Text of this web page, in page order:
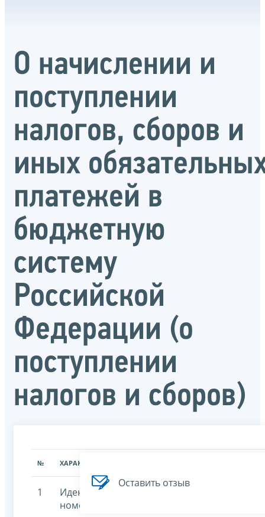
О начислении и
поступлении
налогов, сборов и
иных
платежей в
бюджетную
систему
Российской
Федерации (о
поступлении
налогов и сборов)
№ ХАРАКТЕРИСТИКА
1
Идентификационный
номер
Оставить отзыв